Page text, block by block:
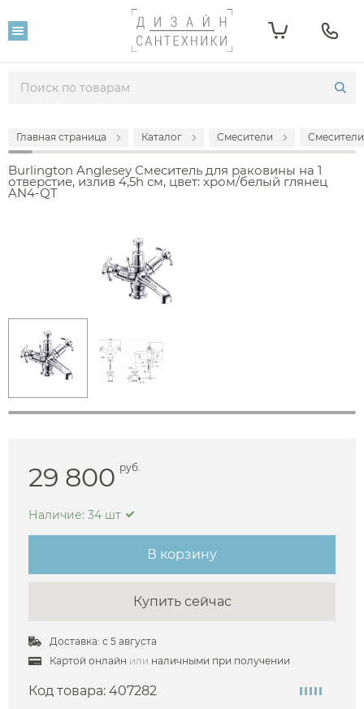
Главная страница Каталог Смесители
Burlington Anglesey Смеситель для раковины на 1
отверстие, излив 4,5h см, цвет: хром/белый глянец
AN4-QT
29 800 руб.
Наличие: 34 шт
В корзину
Купить сейчас
Доставка: с 5 августа
Картой онлайн или наличными при получении
Код товара: 407282